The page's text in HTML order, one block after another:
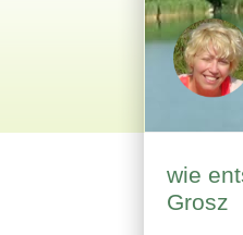
wie
Grosz